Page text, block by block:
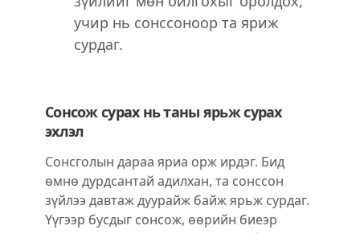
учир нь сонссоноор та яриж
сурдаг.
Сонсож сурах нь таны ярьж сурах
эхлэл
Сонсголын дараа яриа орж ирдэг. Бид
өмнө дурдсантай адилхан, та сонссон
зүйлээ давтаж дуурайж байж ярьж сурдаг.
Үүгээр бусдыг сонсож, өөрийн биеэр